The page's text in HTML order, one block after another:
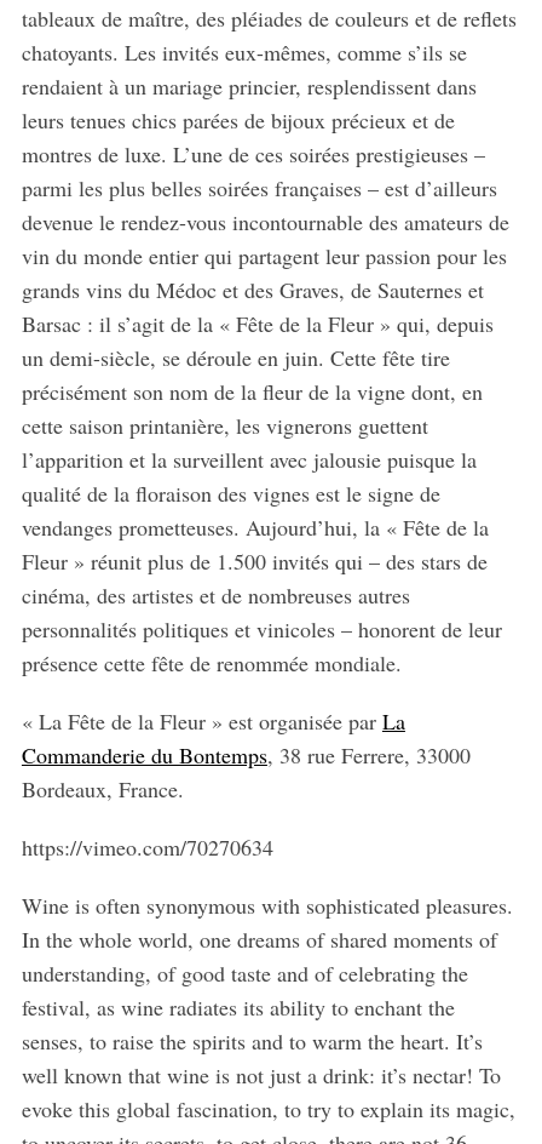
tableaux de maître, des pléiades de couleurs et de reflets
chatoyants. Les invités eux-mêmes, comme s’ils se
rendaient à un mariage princier, resplendissent dans
leurs tenues chics parées de bijoux précieux et de
montres de luxe. L’une de ces soirées prestigieuses –
parmi les plus belles soirées françaises – est d’ailleurs
devenue le rendez-vous incontournable des amateurs de
vin du monde entier qui partagent leur passion pour les
grands vins du Médoc et des Graves, de Sauternes et
Barsac : il s’agit de la « Fête de la Fleur » qui, depuis
un demi-siècle, se déroule en juin. Cette fête tire
précisément son nom de la fleur de la vigne dont, en
cette saison printanière, les vignerons guettent
l’apparition et la surveillent avec jalousie puisque la
qualité de la floraison des vignes est le signe de
vendanges prometteuses. Aujourd’hui, la « Fête de la
Fleur » réunit plus de 1.500 invités qui – des stars de
cinéma, des artistes et de nombreuses autres
personnalités politiques et vinicoles – honorent de leur
présence cette fête de renommée mondiale.
« La Fête de la Fleur » est organisée par La
Commanderie du Bontemps, 38 rue Ferrere, 33000
Bordeaux, France.
https://vimeo.com/70270634
Wine is often synonymous with sophisticated pleasures.
In the whole world, one dreams of shared moments of
understanding, of good taste and of celebrating the
festival, as wine radiates its ability to enchant the
senses, to raise the spirits and to warm the heart. It’s
well known that wine is not just a drink: it’s nectar! To
evoke this global fascination, to try to explain its magic,